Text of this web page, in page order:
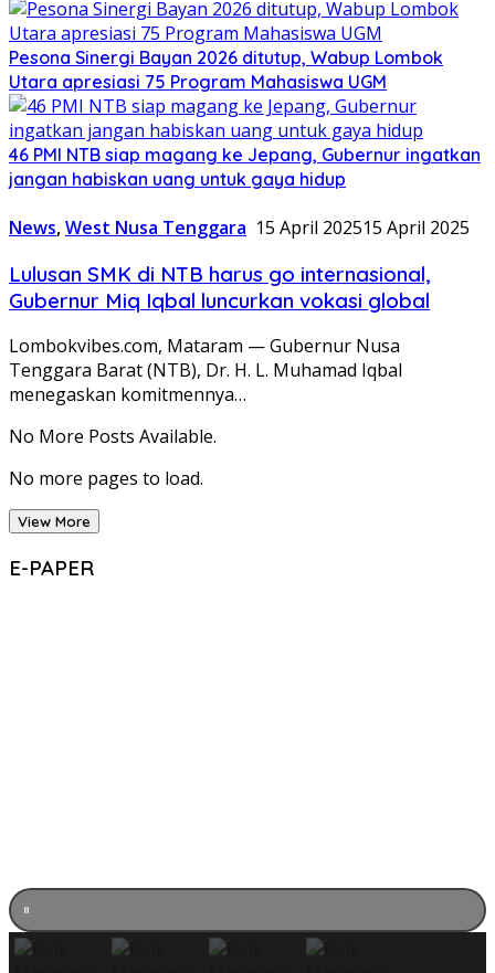
Pesona Sinergi Bayan 2026 ditutup, Wabup Lombok
Utara apresiasi 75 Program Mahasiswa UGM
46 PMI NTB siap magang ke Jepang, Gubernur ingatkan
jangan habiskan uang untuk gaya hidup
News,West Nusa Tenggara 15 April 202515 April 2025
Lulusan SMK di NTB harus go internasional,
Gubernur Miq Iqbal luncurkan vokasi global
Lombokvibes.com, Mataram — Gubernur Nusa
Tenggara Barat (NTB), Dr. H. L. Muhamad Iqbal
menegaskan komitmennya…
No More Posts Available.
No more pages to load.
View More
E-PAPER